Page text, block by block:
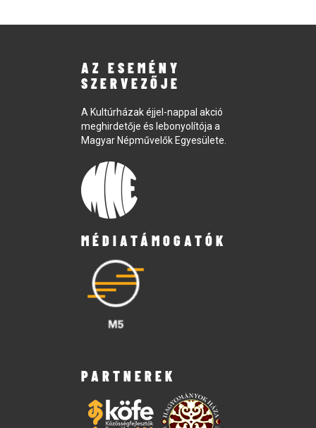
AZ ESEMÉNY
SZERVEZŐJE
A Kultúrházak éjjel-nappal akció
meghirdetője és lebonyolítója a
Magyar Népművelők Egyesülete.
MÉDIATÁMOGATÓK
PARTNEREK